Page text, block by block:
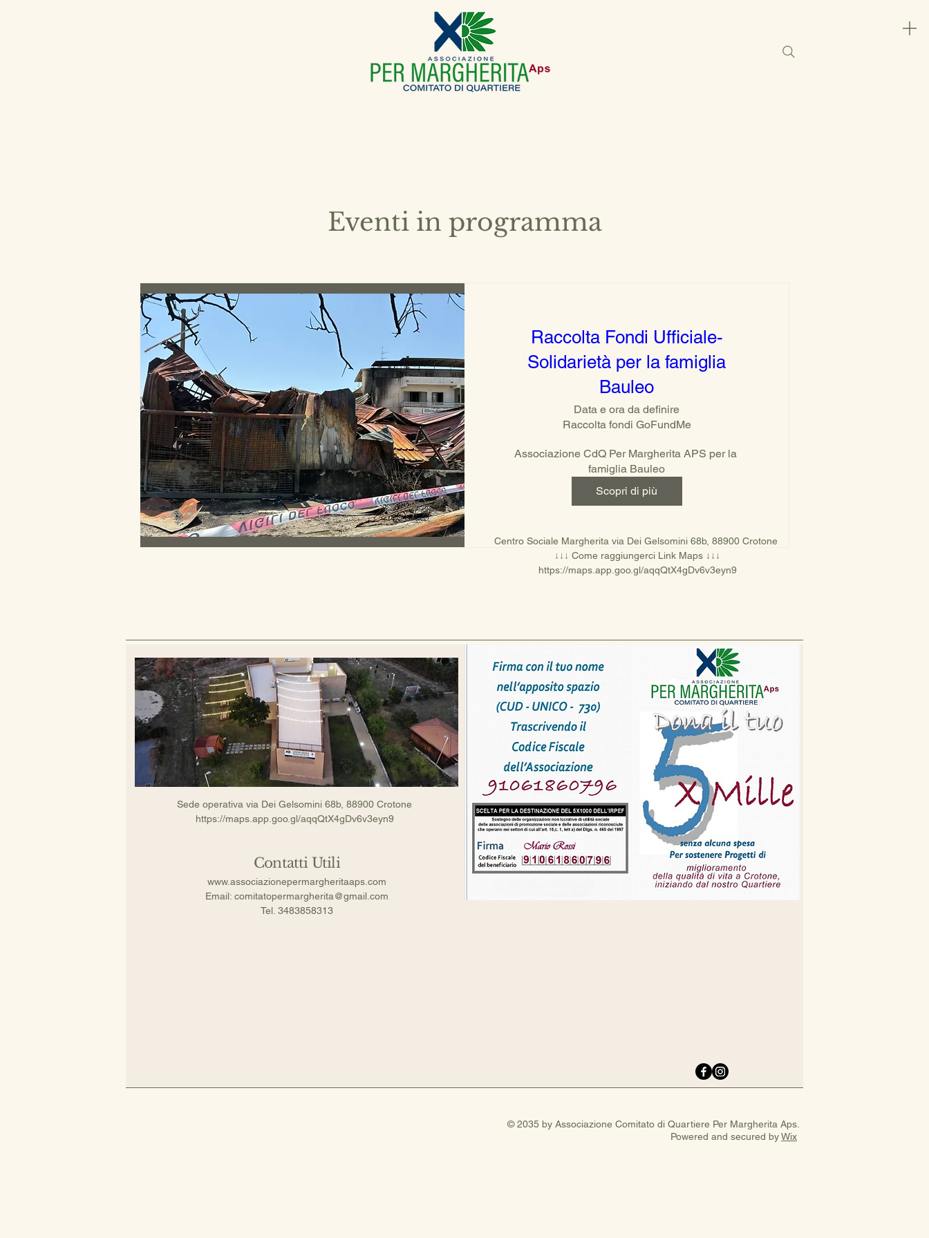
Eventi in programma
Raccolta Fondi Ufficiale-
Solidarietà per la famiglia
Bauleo
Data e ora da definire
Raccolta fondi GoFundMe
Associazione CdQ Per Margherita APS per la
famiglia Bauleo
Scopri di più
Centro Sociale Margherita via Dei Gelsomini 68b, 88900 Crotone
↓↓↓ Come raggiungerci Link Maps ↓↓↓
https://maps.app.goo.gl/aqqQtX4gDv6v3eyn9
Sede operativa via Dei Gelsomini 68b, 88900 Crotone
https://maps.app.goo.gl/aqqQtX4gDv6v3eyn9
Contatti Utili
www.associazionepermargheritaaps.com
Email: comitatopermargherita@gmail.com
Tel. 3483858313
© 2035 by Associazione Comitato di Quartiere Per Margherita Aps.
Powered and secured byWix